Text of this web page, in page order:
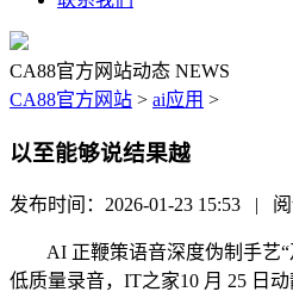
CA88官方网站动态 NEWS
CA88官方网站 > ai应用 >
以至能够说结果越
发布时间：2026-01-23 15:53 | 阅
AI 正鞭策语音深度伪制手艺“
低质量录音，IT之家10 月 25 日